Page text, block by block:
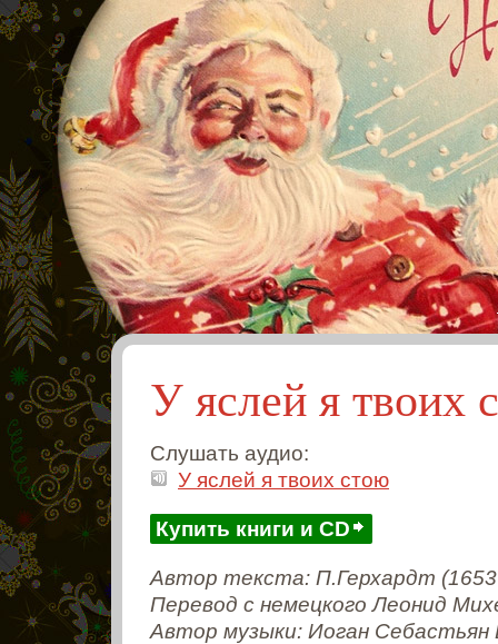
У яслей я твоих
Слушать аудио:
У яслей я твоих стою
Купить книги и CD
Автор текста: П.Герхардт (1653
Перевод с немецкого Леонид
Автор музыки: Иоган Себастьян